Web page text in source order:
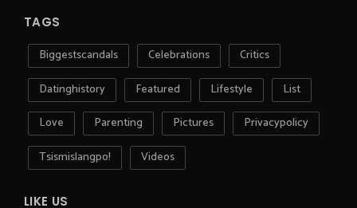
TAGS
Biggestscandals Celebrations
Critics
Datinghistory
Featured Lifestyle
List
Love
Parenting Pictures
Privacypolicy
Tsismislangpo!
Videos
LIKE US